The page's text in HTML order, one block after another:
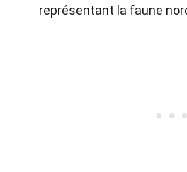
représentant la faune